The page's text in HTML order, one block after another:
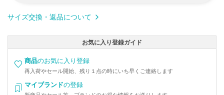
サイズ交換・返品について
お気に入り登録ガイド
商品のお気に入り登録
再入荷やセール開始、残り１点の時にいち早くご連絡します
マイブランドの登録